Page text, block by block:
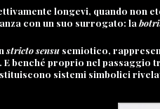
longevi, quando
con un suo surrogato: la
stricto sensu semiotico,
benché proprio nel passaggio
sistemi simbolici